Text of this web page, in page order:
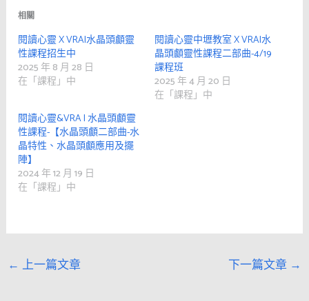
相關
閱讀心靈 X VRA|水晶頭顱靈
性課程招生中
2025 年 8 月 28 日
在「課程」中
閱讀心靈中壢教室 X VRA|水
晶頭顱靈性課程二部曲-4/19
課程班
2025 年 4 月 20 日
在「課程」中
閱讀心靈&VRA | 水晶頭顱靈
性課程-【水晶頭顱二部曲-水
晶特性、水晶頭顱應用及擺
陣】
2024 年 12 月 19 日
在「課程」中
← 上一篇文章 下一篇文章 →